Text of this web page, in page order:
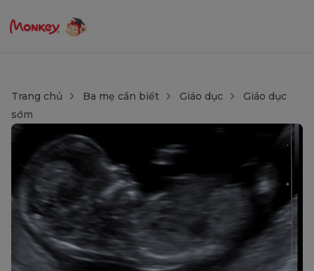
Trang chủ Ba mẹ cần biết Giáo dục
Giáo dục
sớm